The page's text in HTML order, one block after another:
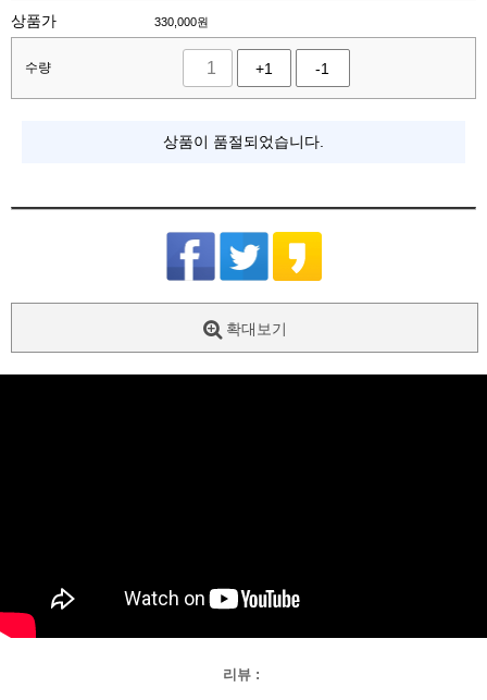
상품가 330,000원
수량 +1 -1
상품이 품절되었습니다.
확대보기
리뷰 :